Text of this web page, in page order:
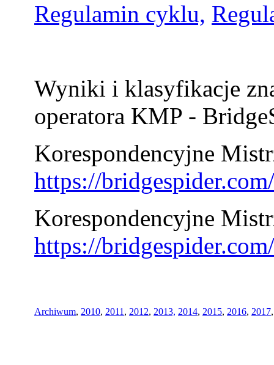
Regulamin cyklu,
Wyniki i klasyfikacje
operatora KMP -
Korespondencyjne
https://
Korespondencyjne
https://
Archiwum, 2010, 2011 , 2012, 2013, 2014, 2015, 2016, 2017